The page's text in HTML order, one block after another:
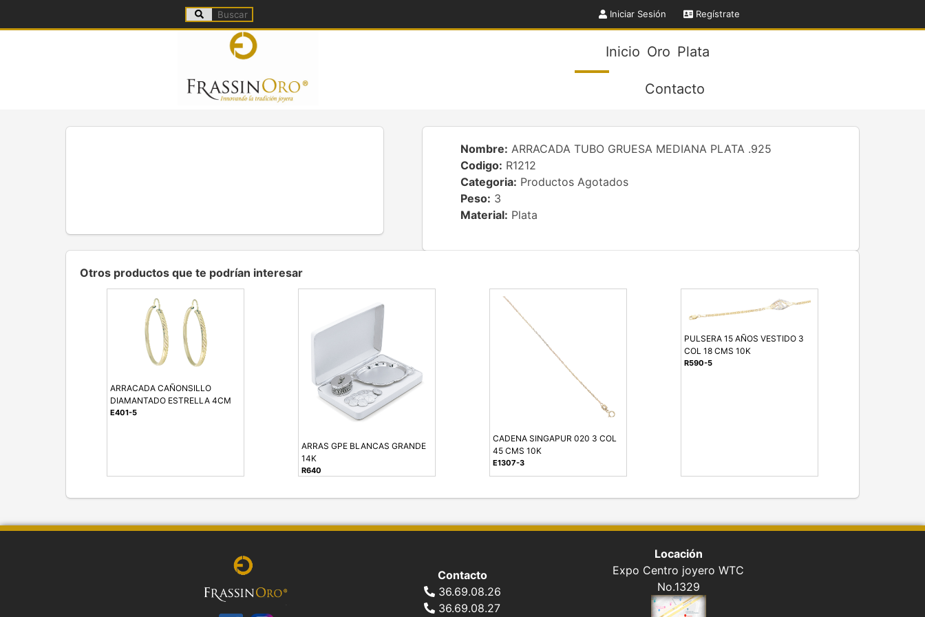
Iniciar Sesión Regístrate
Inicio Oro Plata
Contacto
Nombre: ARRACADA TUBO GRUESA MEDIANA PLATA .925
Codigo: R1212
Categoria: Productos Agotados
Peso: 3
Material: Plata
Otros productos que te podrían interesar
ARRACADA CAÑONSILLO
DIAMANTADO ESTRELLA 4CM
E401-5
ARRAS GPE BLANCAS GRANDE
14K
R640
CADENA SINGAPUR 020 3 COL
45 CMS 10K
E1307-3
PULSERA 15 AÑOS VESTIDO 3
COL 18 CMS 10K
R590-5
Contacto
36.69.08.26
36.69.08.27
Locación
Expo Centro joyero WTC
No.1329